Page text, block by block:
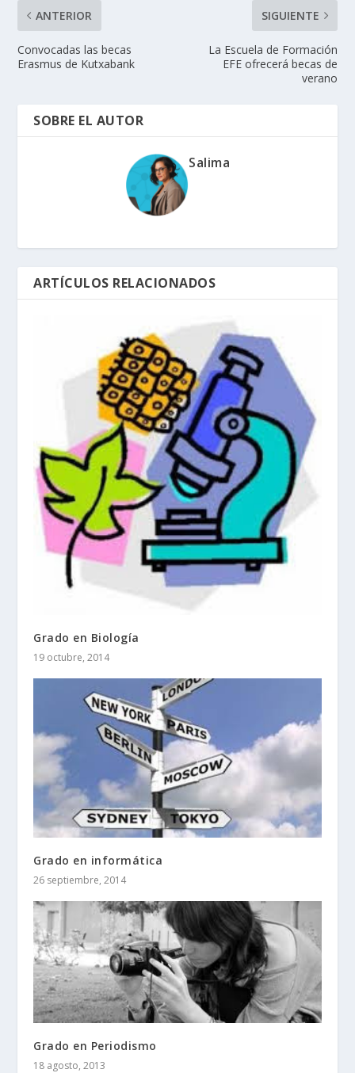
ANTERIOR
Convocadas las becas
Erasmus de Kutxabank
SIGUIENTE
La Escuela de Formación
EFE ofrecerá becas de
verano
SOBRE EL AUTOR
Salima
ARTÍCULOS RELACIONADOS
Grado en Biología
19 octubre, 2014
Grado en informática
26 septiembre, 2014
Grado en Periodismo
18 agosto, 2013